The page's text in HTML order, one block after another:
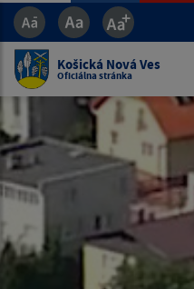
Košická Nová Ves
Oficiálna stránka